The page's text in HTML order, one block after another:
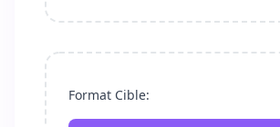
Format Cible: